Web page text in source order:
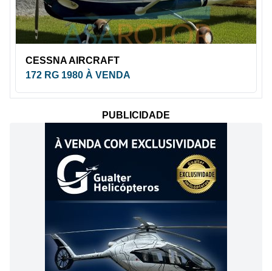
CESSNA AIRCRAFT
172 RG 1980 À VENDA
PUBLICIDADE